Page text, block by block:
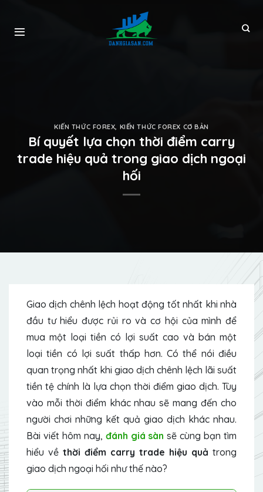
KIẾN THỨC FOREX KIẾN THỨC FOREX CƠ BẢN
Bí quyết lựa chọn thời điểm carry
trade hiệu quả trong giao dịch ngoại
hối
Giao dịch chênh lệch hoạt động tốt nhất khi nhà
đầu tư hiểu được rủi ro và cơ hội của mình để
mua một loại tiền có lợi suất cao và bán một
loại tiền có lợi suất thấp hơn. Có thể nói điều
quan trọng nhất khi giao dịch chênh lệch lãi suất
tiền tệ chính là lựa chọn thời điểm giao dịch. Tùy
vào mỗi thời điểm khác nhau sẽ mang đến cho
người chơi những kết quả giao dịch khác nhau.
Bài viết hôm nay, đánh giá sàn sẽ cùng bạn tìm
hiểu về thời điểm carry trade hiệu quả trong
giao dịch ngoại hối như thế nào?